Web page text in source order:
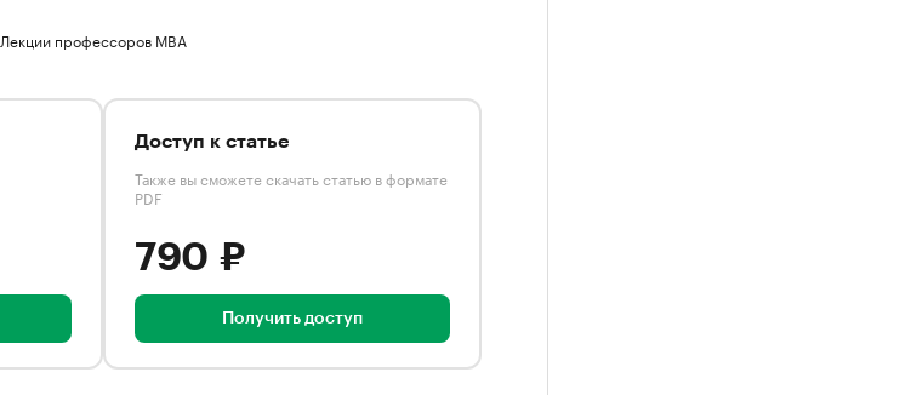
Лекции профессоров MBA
Доступ к статье
Также вы сможете скачать статью в формате
PDF
790 ₽
Получить доступ